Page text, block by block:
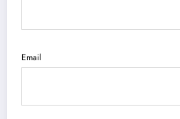
Email